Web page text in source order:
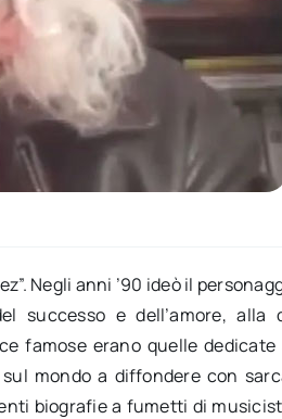
Negli anni ’90 ideò il
successo e dell’amore, alla
famose erano quelle dedicate
mondo a diffondere con
biografie a fumetti di